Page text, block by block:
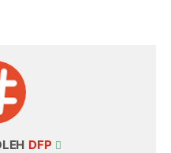
DFP